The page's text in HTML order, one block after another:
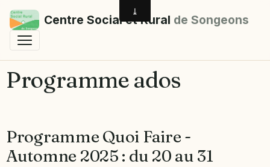
Centre Social et Rural de Songeons
Programme ados
Programme Quoi Faire -
Automne 2025 : du 20 au 31